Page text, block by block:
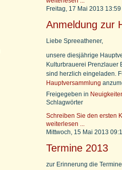
Freitag, 17 Mai 2013 13:59
Anmeldung zur
Liebe Spreeathener,
unsere diesjährige
Kulturbrauerei Prenzlauer
sind herzlich eingeladen.
Hauptversammlung
Freigegeben in
Schlagwörter
Schreiben Sie den ersten
weiterlesen ...
Mittwoch, 15 Mai 2013
Termine 2013
zur Erinnerung die